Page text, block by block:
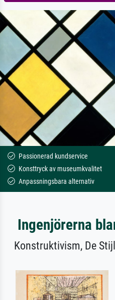
Passionerad kundservice
Konsttryck av museumkvalitet
Anpassningsbara alternativ
Ingenjörerna
Konstruktivism, De